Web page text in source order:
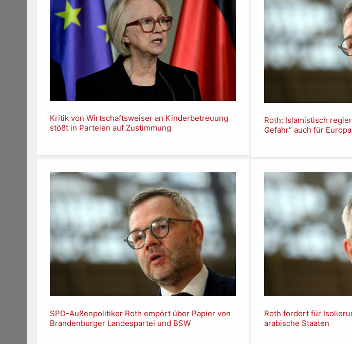
Kritik von Wirtschaftsweiser an Kinderbetreuung
stößt in Parteien auf Zustimmung
Roth: Islamistisch
Gefahr“ auch für Europa
SPD-Außenpolitiker Roth empört über Papier von
Brandenburger Landespartei und BSW
Roth fordert für
arabische Staaten